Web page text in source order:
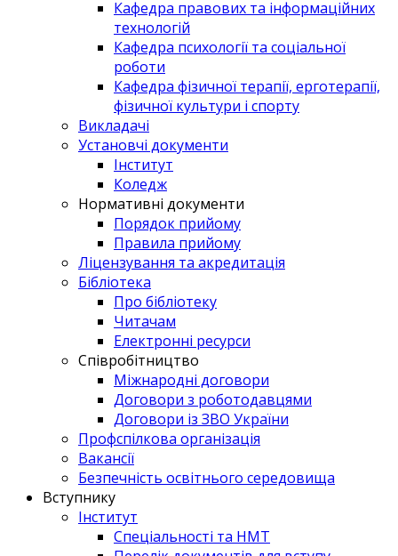
Кафедра правових та інформаційних
технологій
Кафедра психології та соціальної
роботи
Кафедра фізичної терапії, ерготерапії,
фізичної культури і спорту
Викладачі
Установчі документи
Інститут
Коледж
Нормативні документи
Порядок прийому
Правила прийому
Ліцензування та акредитація
Бібліотека
Про бібліотеку
Читачам
Електронні ресурси
Співробітництво
Міжнародні договори
Договори з роботодавцями
Договори із ЗВО України
Профспілкова організація
Вакансії
Безпечність освітнього середовища
Вступнику
Інститут
Спеціальності та НМТ